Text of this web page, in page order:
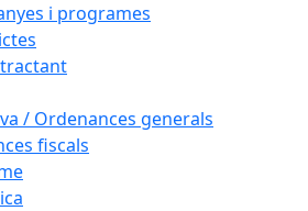
i programes
/ Ordenances generals
fiscals